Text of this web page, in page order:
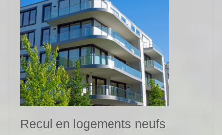
Recul en logements neufs